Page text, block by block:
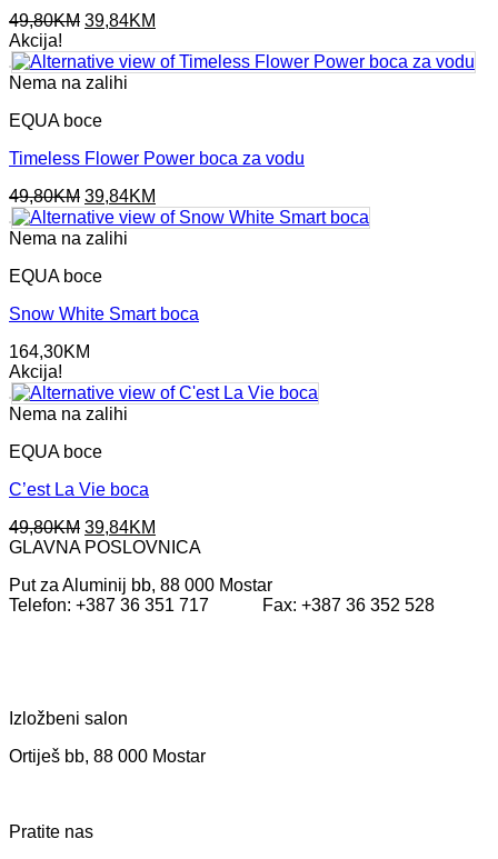
49,80KM Original
was:
49,80KM.
39,84KM
is:
39,84KM.
Akcija!
Nema na zalihi
EQUA boce
Timeless Flower Power boca za vodu
49,80KM Original
price
was:
39,84KM
price
is:
Nema na zalihi
EQUA boce
Snow White Smart boca
164,30KM
Akcija!
Nema na zalihi
EQUA boce
C’est La Vie boca
49,80KM Original
price
49,80KM.
39,84KM
price
39,84KM.
GLAVNA POSLOVNICA
Put za Aluminij bb, 88 000 Mostar
Telefon: +387 36 351 717 Fax: +387 36 352 528
Izložbeni salon
Ortiješ bb, 88 000 Mostar
Pratite nas